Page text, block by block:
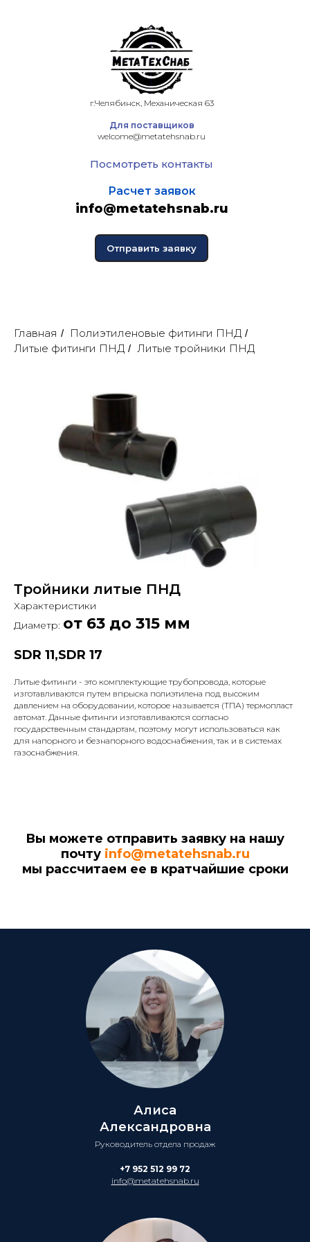
г.Челябинск, Механическая 63
Для поставщиков
welcome@metatehsnab.ru
Посмотреть контакты
Расчет заявок
info@metatehsnab.ru
Отправить заявку
Главная / Полиэтиленовые фитинги ПНД /
Литые фитинги ПНД / Литые тройники ПНД
Тройники литые ПНД
Характеристики
Диаметр: от 63 до 315 мм
SDR 11,SDR 17
Литые фитинги - это комплектующие трубопровода, которые
изготавливаются путем впрыска полиэтилена под высоким
давлением на оборудовании, которое называется (ТПА) термопласт
автомат. Данные фитинги изготавливаются согласно
государственным стандартам, поэтому могут использоваться как
для напорного и безнапорного водоснабжения, так и в системах
газоснабжения.
Вы можете отправить заявку на нашу
почту info@metatehsnab.ru
мы рассчитаем ее в кратчайшие сроки
Алиса
Александровна
Руководитель отдела продаж
+7 952 512 99 72
info@metatehsnab.ru